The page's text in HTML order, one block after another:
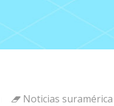
Noticias suramérica